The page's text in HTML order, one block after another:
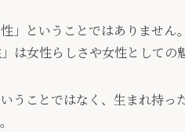
」ということではありません。
は女性らしさや女性としての
うことではなく、生まれ持っ